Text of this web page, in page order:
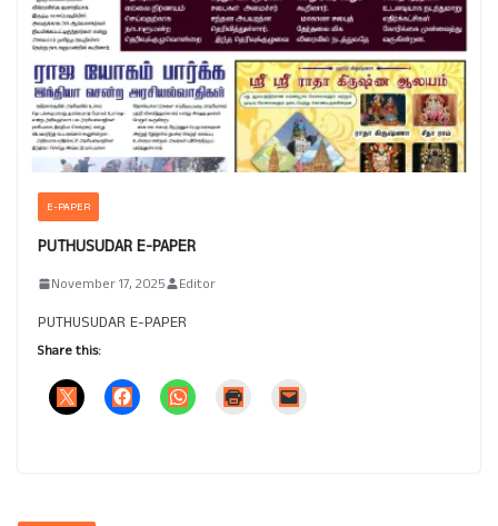
E-PAPER
PUTHUSUDAR E-PAPER
November 17, 2025 Editor
PUTHUSUDAR E-PAPER
Share this: